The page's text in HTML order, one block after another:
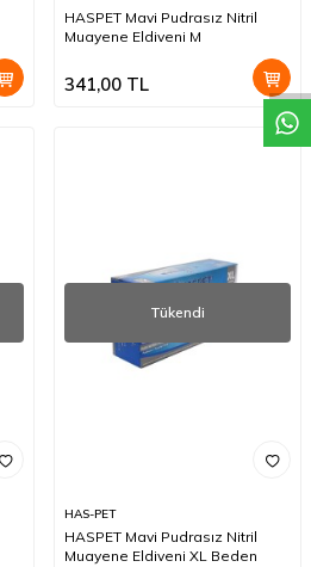
W
h
a
t
a
p
p
D
e
s
t
e
H
a
t
t
HASPET Mavi Pudrasız Nitril
Muayene Eldiveni M
341,00 TL
Tükendi
HAS-PET
HASPET Mavi Pudrasız Nitril
Muayene Eldiveni XL Beden